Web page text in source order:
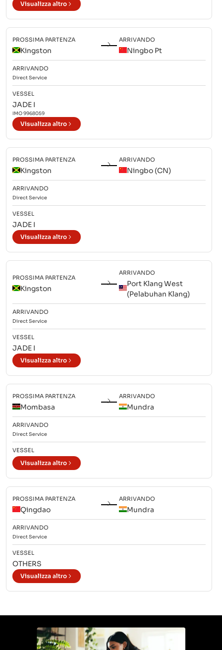
Visualizza altro
PROSSIMA PARTENZA
Kingston
ARRIVANDO
Ningbo Pt
ARRIVANDO
DirectService
VESSEL
JADE I
IMO9968059
Visualizza altro
PROSSIMA PARTENZA
Kingston
ARRIVANDO
Ningbo (CN)
ARRIVANDO
DirectService
VESSEL
JADE I
Visualizza altro
PROSSIMA PARTENZA
Kingston
ARRIVANDO
Port Klang West
(Pelabuhan Klang)
ARRIVANDO
DirectService
VESSEL
JADE I
Visualizza altro
PROSSIMA PARTENZA
Mombasa
ARRIVANDO
Mundra
ARRIVANDO
DirectService
VESSEL
Visualizza altro
PROSSIMA PARTENZA
Qingdao
ARRIVANDO
Mundra
ARRIVANDO
DirectService
VESSEL
OTHERS
Visualizza altro